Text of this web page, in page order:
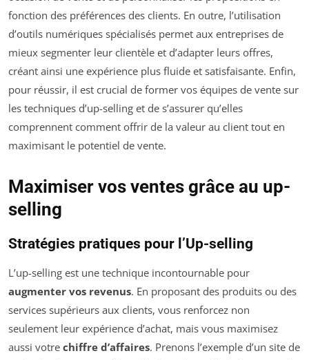
fonction des préférences des clients. En outre, l’utilisation
d’outils numériques spécialisés permet aux entreprises de
mieux segmenter leur clientèle et d’adapter leurs offres,
créant ainsi une expérience plus fluide et satisfaisante. Enfin,
pour réussir, il est crucial de former vos équipes de vente sur
les techniques d’up-selling et de s’assurer qu’elles
comprennent comment offrir de la valeur au client tout en
maximisant le potentiel de vente.
Maximiser vos ventes grâce au up-
selling
Stratégies pratiques pour l’Up-selling
L’up-selling est une technique incontournable pour
augmenter vos revenus. En proposant des produits ou des
services supérieurs aux clients, vous renforcez non
seulement leur expérience d’achat, mais vous maximisez
aussi votre chiffre d’affaires. Prenons l’exemple d’un site de